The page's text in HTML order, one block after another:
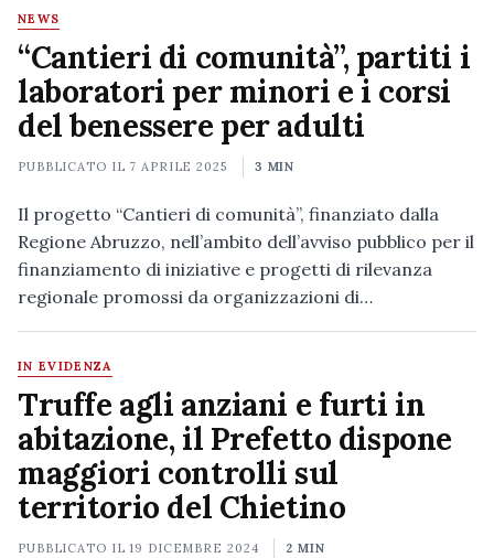
NEWS
“Cantieri di comunità”, partiti i
laboratori per minori e i corsi
del benessere per adulti
PUBBLICATO IL 7 APRILE 2025 3 MIN
Il progetto “Cantieri di comunità”, finanziato dalla
Regione Abruzzo, nell’ambito dell’avviso pubblico per il
finanziamento di iniziative e progetti di rilevanza
regionale promossi da organizzazioni di…
IN EVIDENZA
Truffe agli anziani e furti in
abitazione, il Prefetto dispone
maggiori controlli sul
territorio del Chietino
PUBBLICATO IL19 DICEMBRE 2024 2 MIN